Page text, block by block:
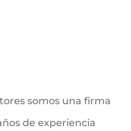
somos una firma
de experiencia